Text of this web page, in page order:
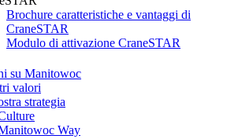
Brochure caratteristiche e vantaggi di
CraneSTAR
Modulo di attivazione CraneSTAR
su Manitowoc
valori
strategia
Way